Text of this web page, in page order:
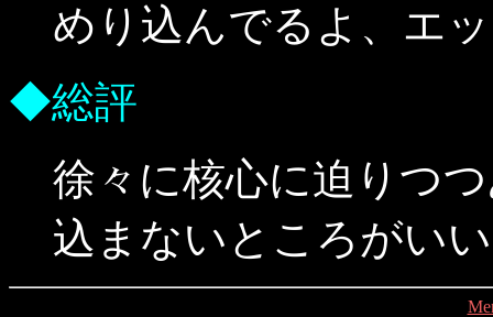
めり込んでるよ、エ
◆総評
徐々に核心に迫りつ
込まないところがい